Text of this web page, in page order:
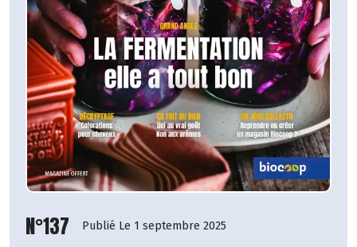
N°137 Publié Le 1 septembre 2025